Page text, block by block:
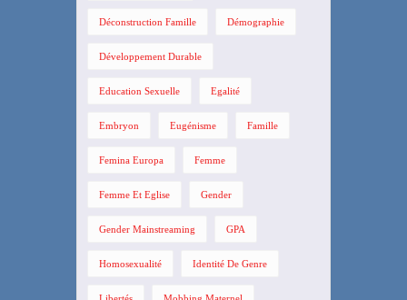
Déconstruction Famille Démographie
Développement Durable
Education Sexuelle Egalité
Embryon Eugénisme Famille
Femina Europa Femme
Femme Et Eglise Gender
Gender Mainstreaming GPA
Homosexualité Identité De Genre